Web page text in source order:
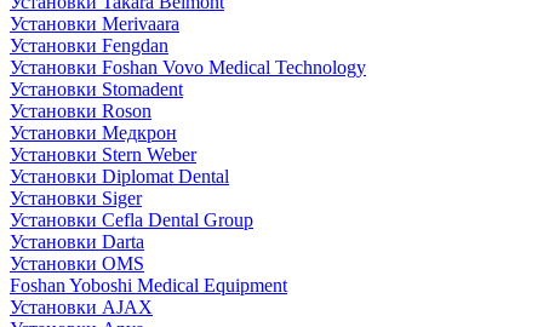
Установки Merivaara
Установки Fengdan
Установки Foshan Vovo Medical Technology
Установки Stomadent
Установки Roson
Установки Медкрон
Установки Stern Weber
Установки Diplomat Dental
Установки Siger
Установки Cefla Dental Group
Установки Darta
Установки OMS
Foshan Yoboshi Medical Equipment
Установки AJAX